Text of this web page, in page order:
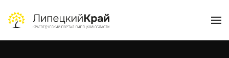
Skip to main content